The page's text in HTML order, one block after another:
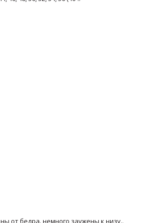
от бедра. немного заужены к низу..